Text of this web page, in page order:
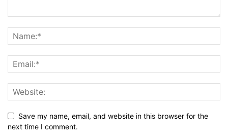
Save my name, email, and website in this browser for the
next time I comment.